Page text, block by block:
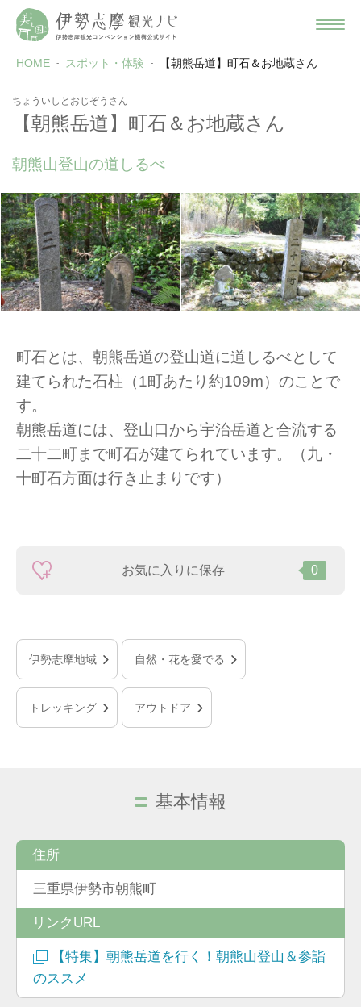
HOME スポット・体験 【朝熊岳道】町石＆お地蔵さん
ちょういしとおじぞうさん
【朝熊岳道】町石＆お地蔵さん
朝熊山登山の道しるべ
町石とは、朝熊岳道の登山道に道しるべとして
建てられた石柱（1町あたり約109m）のことで
す。
朝熊岳道には、登山口から宇治岳道と合流する
二十二町まで町石が建てられています。（九・
十町石方面は行き止まりです）
お気に入りに保存 0
伊勢志摩地域 自然・花を愛でる
トレッキング アウトドア
基本情報
住所
三重県伊勢市朝熊町
リンクURL
【特集】朝熊岳道を行く！朝熊山登山＆参詣
のススメ